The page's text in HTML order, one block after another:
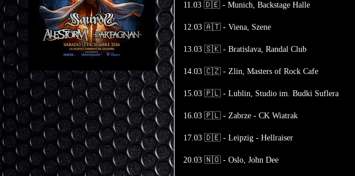
11.03 🇩🇪 - Munich, Backstage Halle
12.03 🇦🇹 - Viena, Szene
13.03 🇸🇰 - Bratislava, Randal Club
14.03 🇨🇿 - Zlin, Masters of Rock Cafe
15.03 🇵🇱 - Lublin, Studio im. Budki Suflera
16.03 🇵🇱 - Zabrze - CK Wiatrak
17.03 🇩🇪 - Leipzig - Hellraiser
20.03 🇳🇴 - Oslo, John Dee